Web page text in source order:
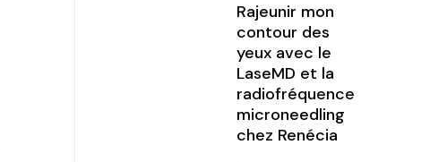
Rajeunir mon
contour des
yeux avec le
LaseMD et la
radiofréquence
microneedling
chez Renécia